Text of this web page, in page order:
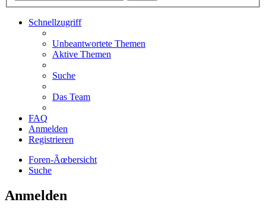
Schnellzugriff
Unbeantwortete Themen
Aktive Themen
Suche
Das Team
FAQ
Anmelden
Registrieren
Foren-Ãœbersicht
Suche
Anmelden